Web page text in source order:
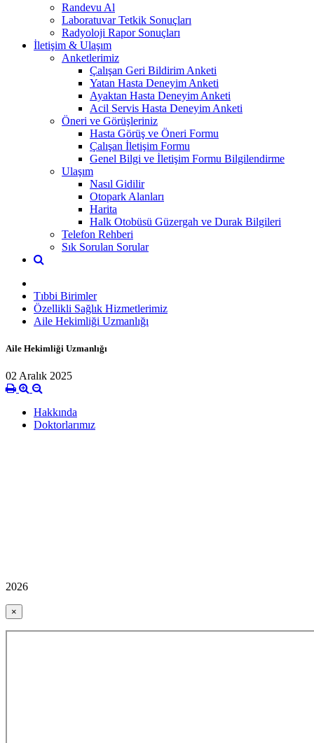
Randevu Al
Laboratuvar Tetkik Sonuçları
Radyoloji Rapor Sonuçları
İletişim & Ulaşım
Anketlerimiz
Çalışan Geri Bildirim Anketi
Yatan Hasta Deneyim Anketi
Ayaktan Hasta Deneyim Anketi
Acil Servis Hasta Deneyim Anketi
Öneri ve Görüşleriniz
Hasta Görüş ve Öneri Formu
Çalışan İletişim Formu
Genel Bilgi ve İletişim Formu Bilgilendirme
Ulaşım
Nasıl Gidilir
Otopark Alanları
Harita
Halk Otobüsü Güzergah ve Durak Bilgileri
Telefon Rehberi
Sık Sorulan Sorular
Tıbbi Birimler
Özellikli Sağlık Hizmetlerimiz
Aile Hekimliği Uzmanlığı
Aile Hekimliği Uzmanlığı
02 Aralık 2025
Hakkında
Doktorlarımız
2026
×